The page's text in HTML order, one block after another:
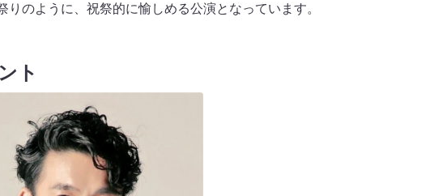
りのように、祝祭的に愉しめる公演となっています。
ト